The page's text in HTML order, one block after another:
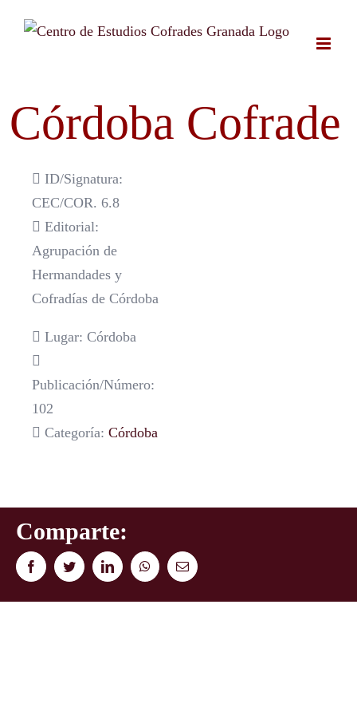
Córdoba Cofrade
ID/Signatura:
CEC/COR. 6.8
Editorial:
Agrupación de
Hermandades y
Cofradías de Córdoba
Lugar: Córdoba
Publicación/Número:
102
Categoría: Córdoba
Comparte:
FacebookTwitterLinkedInWhatsAppCorreo
electrónico